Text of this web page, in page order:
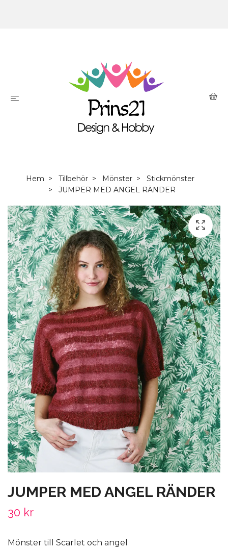
Hem Tillbehör Mönster
Stickmönster
JUMPER MED ANGEL RÄNDER
JUMPER MED ANGEL RÄNDER
30 kr
Mönster till Scarlet och angel